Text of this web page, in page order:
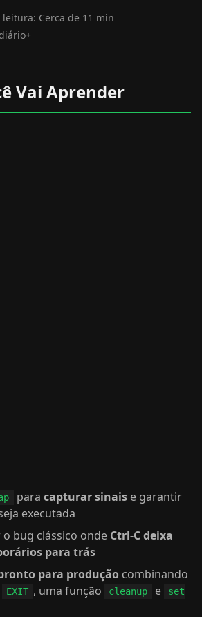
leitura: Cerca de 11 min
Vai Aprender
para capturar sinaise garantir
executada
bug clássico onde Ctrl-C deixa
para trás
para produção combinando
EXIT , uma função cleanup e
set